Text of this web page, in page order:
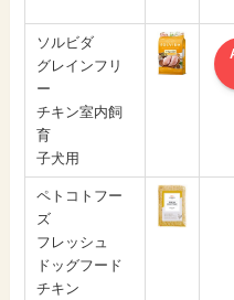
ソルビダ
グレインフリ
ー
チキン室内飼
育
子犬用
ペトコトフー
ズ
フレッシュ
ドッグフード
チキン